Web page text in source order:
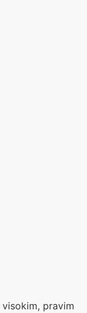
pravim